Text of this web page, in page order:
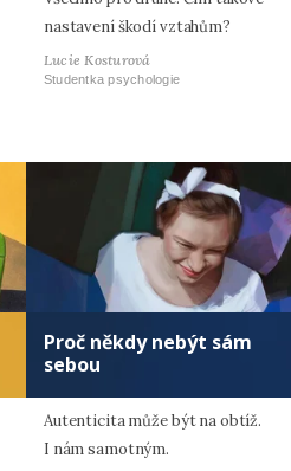
nastavení škodí vztahům?
Lucie Kosturová
Studentka psychologie
Proč někdy nebýt sám
sebou
Autenticita může být na obtíž.
I nám samotným.